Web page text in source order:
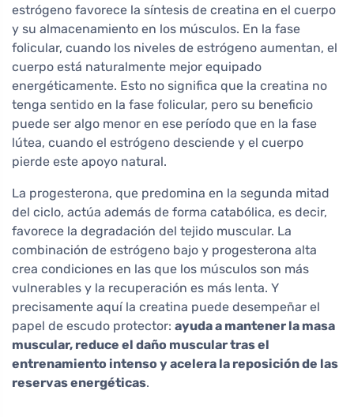
estrógeno favorece la síntesis de creatina en el cuerpo
y su almacenamiento en los músculos. En la fase
folicular, cuando los niveles de estrógeno aumentan, el
cuerpo está naturalmente mejor equipado
energéticamente. Esto no significa que la creatina no
tenga sentido en la fase folicular, pero su beneficio
puede ser algo menor en ese período que en la fase
lútea, cuando el estrógeno desciende y el cuerpo
pierde este apoyo natural.
La progesterona, que predomina en la segunda mitad
del ciclo, actúa además de forma catabólica, es decir,
favorece la degradación del tejido muscular. La
combinación de estrógeno bajo y progesterona alta
crea condiciones en las que los músculos son más
vulnerables y la recuperación es más lenta. Y
precisamente aquí la creatina puede desempeñar el
papel de escudo protector: ayuda a mantener la masa
muscular, reduce el daño muscular tras el
entrenamiento intenso y acelera la reposición de las
reservas energéticas.